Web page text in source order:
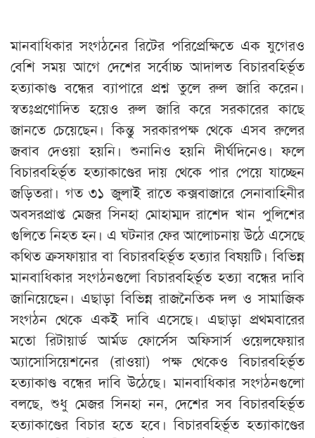
মানবাধিকার সংগঠনের রিটের পরিপ্রেক্ষিতে এক যুগেরও
বেশি সময় আগে দেশের সর্বোচ্চ আদালত বিচারবহির্ভূত
হত্যাকাণ্ড বন্ধের ব্যাপারে প্রশ্ন তুলে রুল জারি করেন।
স্বতঃপ্রণোদিত হয়েও রুল জারি করে সরকারের কাছে
জানতে চেয়েছেন। কিন্তু সরকারপক্ষ থেকে এসব রুলের
জবাব দেওয়া হয়নি। শুনানিও হয়নি দীর্ঘদিনেও। ফলে
বিচারবহির্ভূত হত্যাকাণ্ডের দায় থেকে পার পেয়ে যাচ্ছেন
জড়িতরা। গত ৩১ জুলাই রাতে কক্সবাজারে সেনাবাহিনীর
অবসরপ্রাপ্ত মেজর সিনহা মোহাম্মদ রাশেদ খান পুলিশের
গুলিতে নিহত হন। এ ঘটনার ফের আলোচনায় উঠে এসেছে
কথিত ক্রসফায়ার বা বিচারবহির্ভূত হত্যার বিষয়টি। বিভিন্ন
মানবাধিকার সংগঠনগুলো বিচারবহির্ভূত হত্যা বন্ধের দাবি
জানিয়েছেন। এছাড়া বিভিন্ন রাজনৈতিক দল ও সামাজিক
সংগঠন থেকে একই দাবি এসেছে। এছাড়া প্রথমবারের
মতো রিটায়ার্ড আর্মড ফোর্সেস অফিসার্স ওয়েলফেয়ার
অ্যাসোসিয়েশনের (রাওয়া) পক্ষ থেকেও বিচারবহির্ভূত
হত্যাকাণ্ড বন্ধের দাবি উঠেছে। মানবাধিকার সংগঠনগুলো
বলছে, শুধু মেজর সিনহা নন, দেশের সব বিচারবহির্ভূত
হত্যাকাণ্ডের বিচার হতে হবে। বিচারবহির্ভূত হত্যাকাণ্ডের